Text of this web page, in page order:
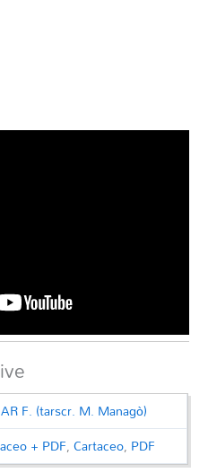
F. (tarscr. M. Managò)
+ PDF,Cartaceo, PDF